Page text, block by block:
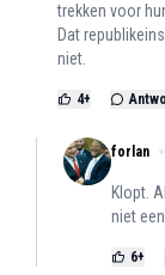
trekken voor
Dat
niet.
4+
forlan
Klopt.
niet
6+